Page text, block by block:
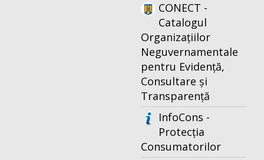
CONECT -
Catalogul
Organizațiilor
Neguvernamentale
pentru Evidență,
Consultare și
Transparență
InfoCons -
Protecția
Consumatorilor